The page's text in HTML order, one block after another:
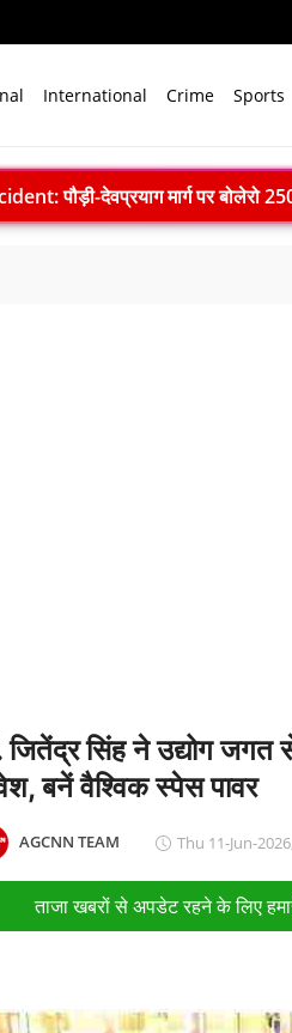
International Crime Sports
पौड़ी-देवप्रयाग मार्ग पर बोलेरो 250
Bill: दिल्ली में खुलेंगी प्राइवेट
जितेंद्र सिंह ने उद्योग जगत
बनें वैश्विक स्पेस पावर
AGCNN TEAM Thu 11-Jun-
ताजा खबरों से अपडेट रहने के लिए